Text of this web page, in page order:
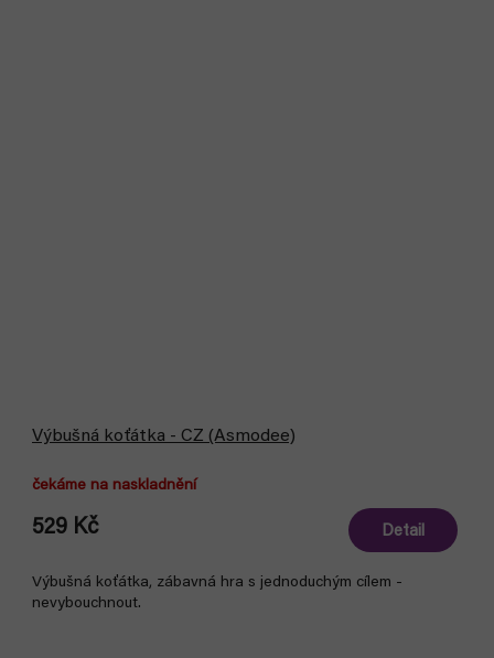
Výbušná koťátka - CZ (Asmodee)
čekáme na naskladnění
529 Kč Detail
Výbušná koťátka, zábavná hra s jednoduchým cílem -
nevybouchnout.